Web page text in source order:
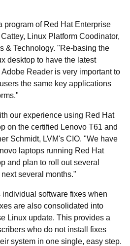
program of Red Hat Enterprise
Linux Platform Coodinator,
& Technology. "Re-basing the
desktop to have the latest
Reader is very important to
the same key applications
our experience using Red Hat
on the certified Lenovo T61 and
Schmidt, LVM's CIO. "We have
laptops running Red Hat
and plan to roll out several
several months."
software fixes when
are also consolidated into
Linux update. This provides a
who do not install fixes
system in one single, easy step.